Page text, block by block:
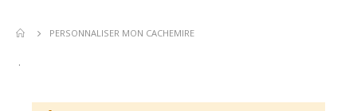
PERSONNALISER MON CACHEMIRE
.